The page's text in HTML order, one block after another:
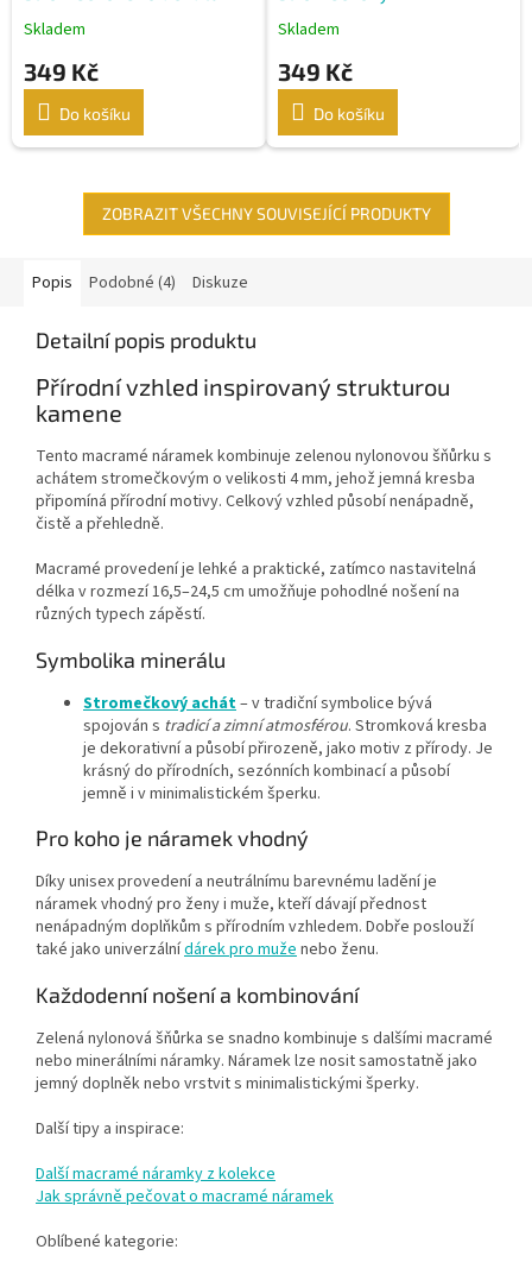
Skladem
349 Kč
Do košíku
Skladem
349 Kč
Do košíku
ZOBRAZIT VŠECHNY SOUVISEJÍCÍ PRODUKTY
Popis Podobné (4) Diskuze
Detailní popis produktu
Přírodní vzhled inspirovaný strukturou
kamene
Tento macramé náramek kombinuje zelenou nylonovou šňůrku s
achátem stromečkovým o velikosti 4 mm, jehož jemná kresba
připomíná přírodní motivy. Celkový vzhled působí nenápadně,
čistě a přehledně.
Macramé provedení je lehké a praktické, zatímco nastavitelná
délka v rozmezí 16,5–24,5 cm umožňuje pohodlné nošení na
různých typech zápěstí.
Symbolika minerálu
Stromečkový achát– v tradiční symbolice bývá
spojován s tradicí a zimní atmosférou. Stromková kresba
je dekorativní a působí přirozeně, jako motiv z přírody. Je
krásný do přírodních, sezónních kombinací a působí
jemně i v minimalistickém šperku.
Pro koho je náramek vhodný
Díky unisex provedení a neutrálnímu barevnému ladění je
náramek vhodný pro ženy i muže, kteří dávají přednost
nenápadným doplňkům s přírodním vzhledem. Dobře poslouží
také jako univerzálnídárek pro muže nebo ženu.
Každodenní nošení a kombinování
Zelená nylonová šňůrka se snadno kombinuje s dalšími macramé
nebo minerálními náramky. Náramek lze nosit samostatně jako
jemný doplněk nebo vrstvit s minimalistickými šperky.
Další tipy a inspirace:
Další macramé náramky z kolekce
Jak správně pečovat o macramé náramek
Oblíbené kategorie: